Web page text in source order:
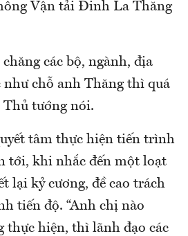
Vận tải Đinh La Thăng
các bộ, ngành, địa
như chỗ anh Thăng thì quá
Thủ tướng nói.
tâm thực hiện tiến trình
tới, khi nhắc đến một loạt
lại kỷ cương, đề cao trách
tiến độ. “Anh chị nào
thực hiện, thì lãnh đạo các